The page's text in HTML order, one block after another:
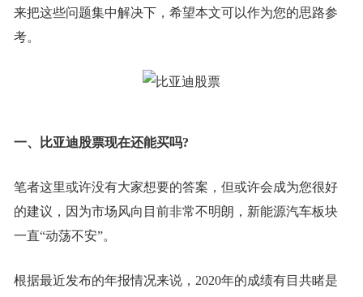
来把这些问题集中解决下，希望本文可以作为您的思路参
考。
一、比亚迪股票现在还能买吗?
笔者这里或许没有大家想要的答案，但或许会成为您很好
的建议，因为市场风向目前非常不明朗，新能源汽车板块
一直“动荡不安”。
根据最近发布的年报情况来说，2020年的成绩有目共睹是